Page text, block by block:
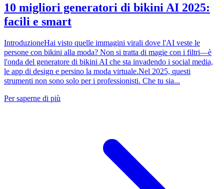
10 migliori generatori di bikini AI 2025:
facili e smart
IntroduzioneHai visto quelle immagini virali dove l'AI veste le
persone con bikini alla moda? Non si tratta di magie con i filtri—è
l'onda del generatore di bikini AI che sta invadendo i social media,
le app di design e persino la moda virtuale.Nel 2025, questi
strumenti non sono solo per i professionisti. Che tu sia...
Per saperne di più